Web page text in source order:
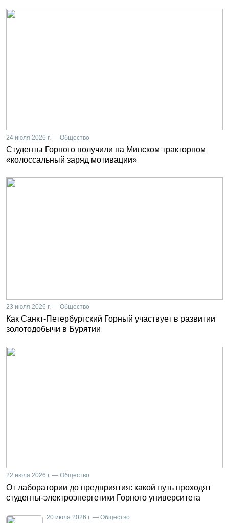
24 июля 2026 г. — Общество
Студенты Горного получили на Минском тракторном
«колоссальный заряд мотивации»
23 июля 2026 г. — Общество
Как Санкт-Петербургский Горный участвует в развитии
золотодобычи в Бурятии
22 июля 2026 г. — Общество
От лаборатории до предприятия: какой путь проходят
студенты-электроэнергетики Горного университета
20 июля 2026 г. — Общество